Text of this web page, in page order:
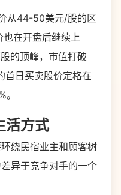
从44-50美元/股的区
在开盘后继续上
的顶峰，市值打破
首日买卖股价定格在
活方式
绕民宿业主和顾客树
异于竞争对手的一个